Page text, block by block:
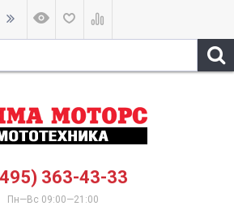
363-43-33
Пн—Вс 09:00—21:00